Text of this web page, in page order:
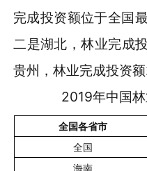
完成投资额位于全国
二是湖北，林业完成
贵州，林业完成投资额
2019年中国
全国各省市
全国
海南